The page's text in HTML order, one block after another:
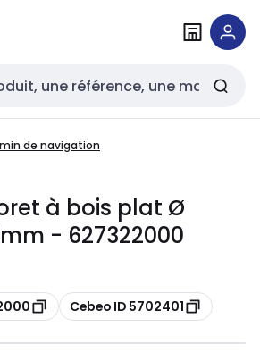
de navigation
à bois plat Ø
- 627322000
Copier
Cebeo ID 5702401